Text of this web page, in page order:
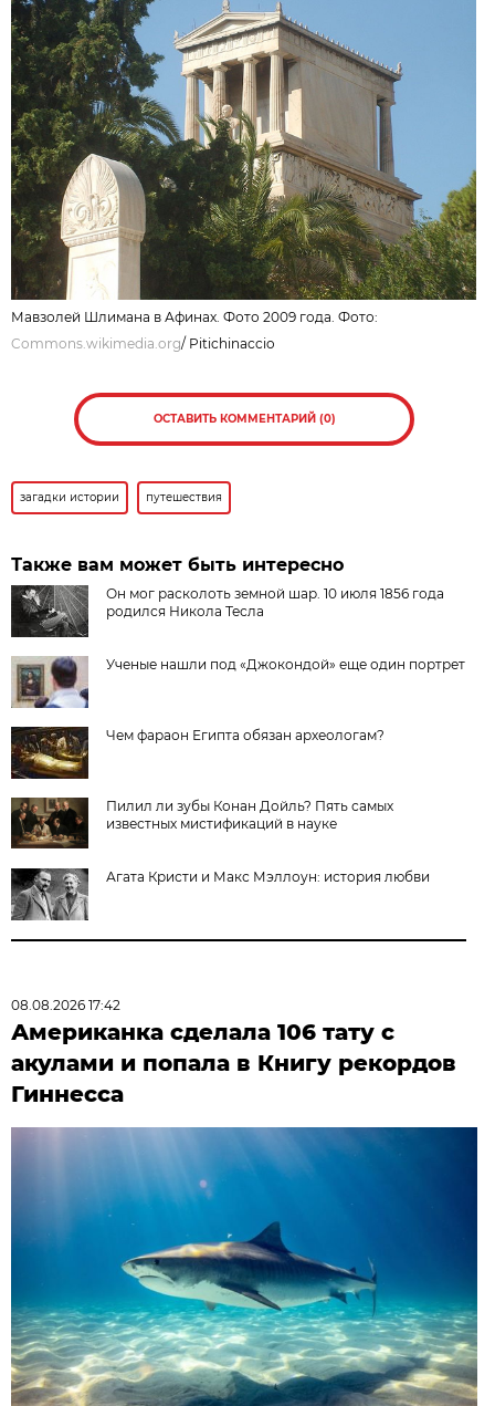
Мавзолей Шлимана в Афинах. Фото 2009 года. Фото:
Commons.wikimedia.org/ Pitichinaccio
ОСТАВИТЬ КОММЕНТАРИЙ (0)
загадки истории путешествия
Также вам может быть интересно
Он мог расколоть земной шар. 10 июля 1856 года
родился Никола Тесла
Ученые нашли под «Джокондой» еще один портрет
Чем фараон Египта обязан археологам?
Пилил ли зубы Конан Дойль? Пять самых
известных мистификаций в науке
Агата Кристи и Макс Мэллоун: история любви
08.08.2026 17:42
Американка сделала 106 тату с
акулами и попала в Книгу рекордов
Гиннесса